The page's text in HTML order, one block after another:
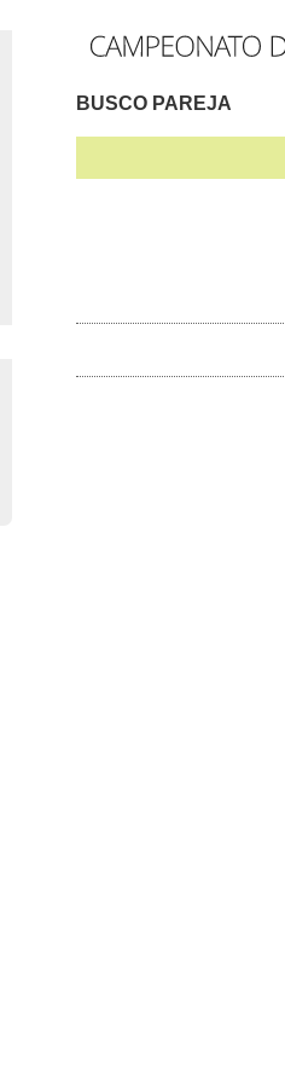
BUSCO PAREJA